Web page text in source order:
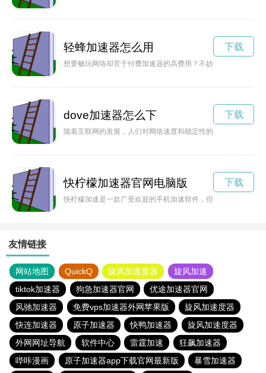
轻蜂加速器怎么用
想要畅玩网络却苦于付费加速器的高费用？不妨试试破解轻蜂
下载
dove加速器怎么下
随着互联网的发展，人们对网络速度和稳定性的要求越来越高
下载
快柠檬加速器官网电脑版
快柠檬加速是一款广受欢迎的手机加速软件，但是用户对于其
下载
友情链接
网站地图 QuickQ 旋风加速度器
旋风加速
tiktok加速器
狗急加速器官网
优途加速器官网
风驰加速器
免费vps加速器外网苹果版
旋风加速度器
快连加速器
原子加速器 快鸭加速器
旋风加速度器
外网网址导航
软件中心 雷霆加速
狂飙加速器
哔咔漫画
原子加速器app下载官网最新版 暴雪加速器